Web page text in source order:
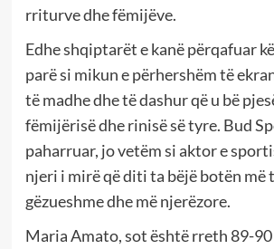
rriturve dhe fëmijëve.
Edhe shqiptarët e kanë përqafuar
parë si mikun e përhershëm të
të madhe dhe të dashur që u bë
fëmijërisë dhe rinisë së tyre. Bud
paharruar, jo vetëm si aktor e
njeri i mirë që diti ta bëjë botën më
gëzueshme dhe më njerëzore.
Maria Amato, sot është rreth 89-90